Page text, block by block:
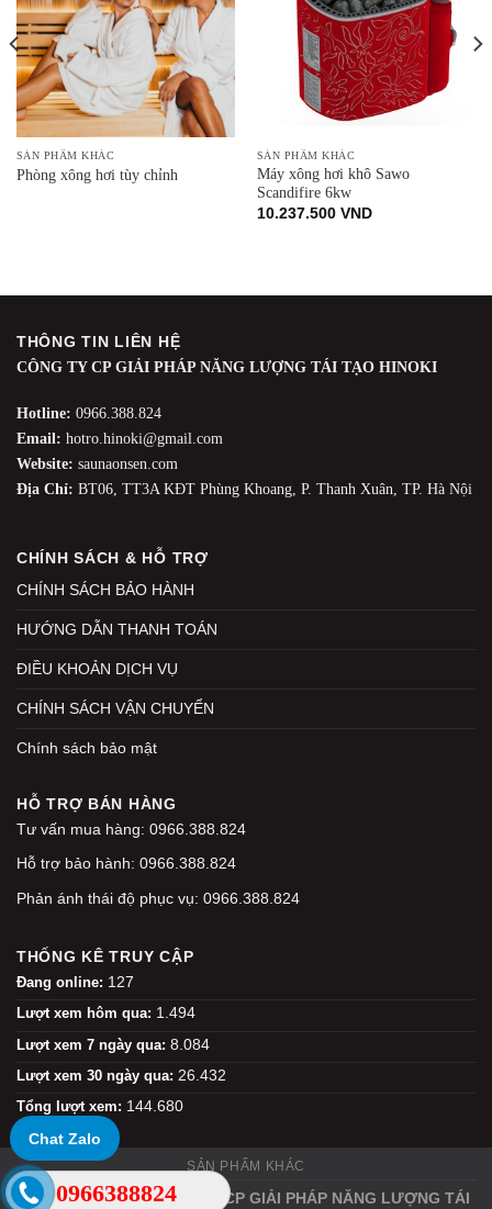
SẢN PHẨM KHÁC
Phòng xông hơi tùy chỉnh
SẢN PHẨM KHÁC
Máy xông hơi khô Sawo
Scandifire 6kw
10.237.500 VND
THÔNG TIN LIÊN HỆ
CÔNG TY CP GIẢI PHÁP NĂNG LƯỢNG TÁI TẠO HINOKI
Hotline: 0966.388.824
Email: hotro.hinoki@gmail.com
Website: saunaonsen.com
Địa Chỉ: BT06, TT3A KĐT Phùng Khoang, P. Thanh Xuân, TP. Hà Nội
CHÍNH SÁCH & HỖ TRỢ
CHÍNH SÁCH BẢO HÀNH
HƯỚNG DẪN THANH TOÁN
ĐIỀU KHOẢN DỊCH VỤ
CHÍNH SÁCH VẬN CHUYỂN
Chính sách bảo mật
HỖ TRỢ BÁN HÀNG
Tư vấn mua hàng: 0966.388.824
Hỗ trợ bảo hành: 0966.388.824
Phản ánh thái độ phục vụ: 0966.388.824
THỐNG KÊ TRUY CẬP
Đang online: 127
Lượt xem hôm qua: 1.494
Lượt xem 7 ngày qua: 8.084
Lượt xem 30 ngày qua: 26.432
Tổng lượt xem: 144.680
SẢN PHẨM KHÁC
Copyright 2026 ©CÔNG TY CP GIẢI PHÁP NĂNG LƯỢNG TÁI
Chat Zalo
0966388824